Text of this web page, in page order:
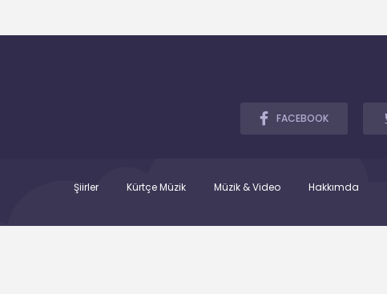
FACEBOOK
Şiirler Kürtçe Müzik Müzik & Video Hakkımda